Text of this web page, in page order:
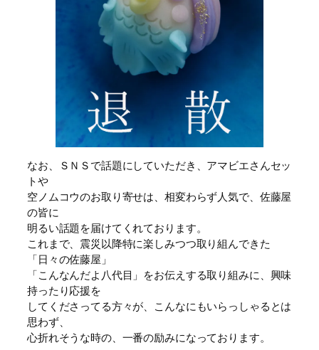
なお、ＳＮＳで話題にしていただき、アマビエさんセッ
トや
空ノムコウのお取り寄せは、相変わらず人気で、佐藤屋
の皆に
明るい話題を届けてくれております。
これまで、震災以降特に楽しみつつ取り組んできた
「日々の佐藤屋」
「こんなんだよ八代目」をお伝えする取り組みに、興味
持ったり応援を
してくださってる方々が、こんなにもいらっしゃるとは
思わず、
心折れそうな時の、一番の励みになっております。